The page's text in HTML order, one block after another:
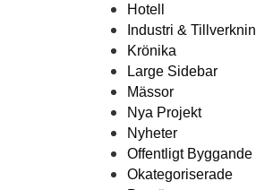
Hotell
Industri &
Krönika
Large Sidebar
Mässor
Nya Projekt
Nyheter
Offentligt Byggande
Okategoriserade